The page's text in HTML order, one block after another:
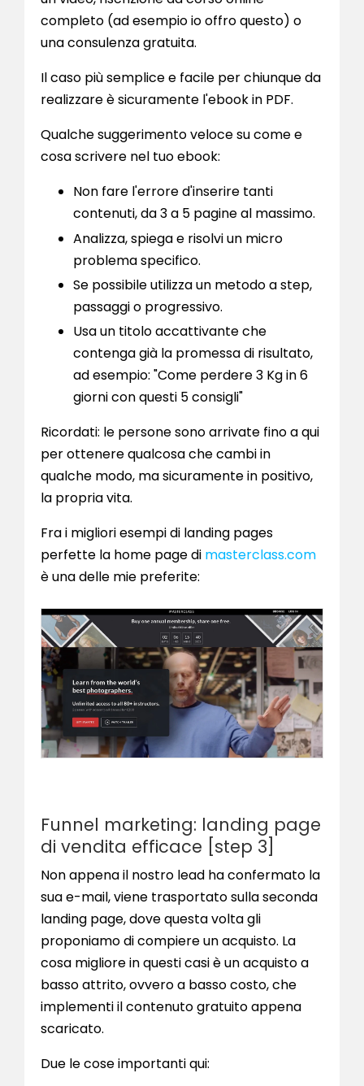
completo (ad esempio io offro questo) o
una consulenza gratuita.
Il caso più semplice e facile per chiunque da
realizzare è sicuramente l'ebook in PDF.
Qualche suggerimento veloce su come e
cosa scrivere nel tuo ebook:
Non fare l'errore d'inserire tanti
contenuti, da 3 a 5 pagine al massimo.
Analizza, spiega e risolvi un micro
problema specifico.
Se possibile utilizza un metodo a step,
passaggi o progressivo.
Usa un titolo accattivante che
contenga già la promessa di risultato,
ad esempio: "Come perdere 3 Kg in 6
giorni con questi 5 consigli"
Ricordati: le persone sono arrivate fino a qui
per ottenere qualcosa che cambi in
qualche modo, ma sicuramente in positivo,
la propria vita.
Fra i migliori esempi di landing pages
perfette la home page di masterclass.com
è una delle mie preferite:
Funnel marketing: landing page
di vendita efficace [step 3]
Non appena il nostro lead ha confermato la
sua e-mail, viene trasportato sulla seconda
landing page, dove questa volta gli
proponiamo di compiere un acquisto. La
cosa migliore in questi casi è un acquisto a
basso attrito, ovvero a basso costo, che
implementi il contenuto gratuito appena
scaricato.
Due le cose importanti qui: